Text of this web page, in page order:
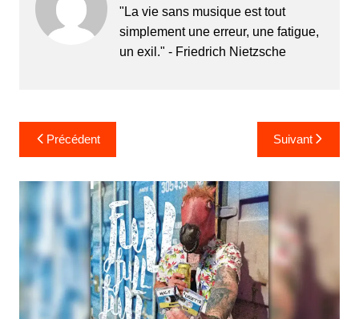
"La vie sans musique est tout
simplement une erreur, une fatigue,
un exil." - Friedrich Nietzsche
Navigation
de
l’article
Précédent Suivant